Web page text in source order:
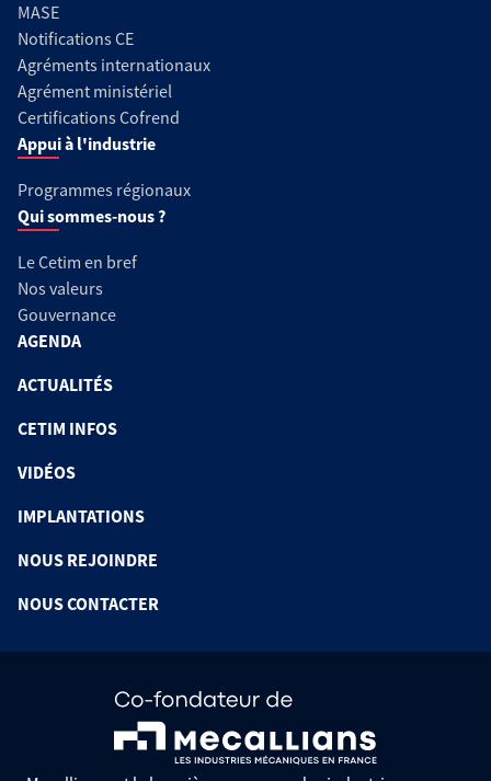
MASE
Notifications CE
Agréments internationaux
Agrément ministériel
Certifications Cofrend
Appui à l'industrie
Programmes régionaux
Qui sommes-nous ?
Le Cetim en bref
Nos valeurs
Gouvernance
AGENDA
ACTUALITÉS
CETIM INFOS
VIDÉOS
IMPLANTATIONS
NOUS REJOINDRE
NOUS CONTACTER